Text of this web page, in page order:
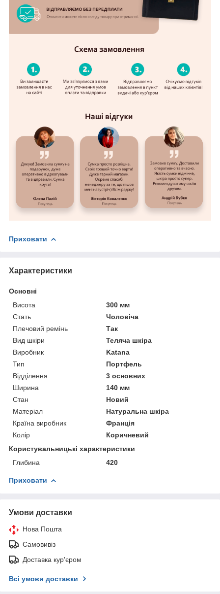
Приховати
Характеристики
Основні
Висота
300 мм
Стать
Чоловіча
Плечовий ремінь
Так
Вид шкіри
Теляча шкіра
Виробник
Katana
Тип
Портфель
Відділення
3 основних
Ширина
140 мм
Стан
Новий
Матеріал
Натуральна шкіра
Країна виробник
Франція
Колір
Коричневий
Користувальницькі характеристики
Глибина
420
Приховати
Умови доставки
Нова Пошта
Самовивіз
Доставка кур'єром
Всі умови доставки